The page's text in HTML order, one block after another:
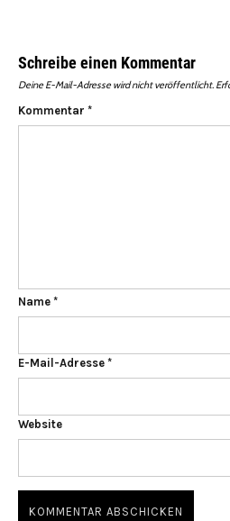
Schreibe einen Kommentar
Deine E-Mail-Adresse wird nicht veröffentlicht.
Kommentar *
Name *
E-Mail-Adresse *
Website